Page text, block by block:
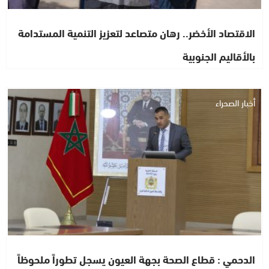
الاقتصاد الأخضر.. رهان متصاعد لتعزيز التنمية المستدامة
بالأقاليم الجنوبية
أخبار الصحراء
الدحمي : قطاع الصحة بجهة العيون يسجل تطوراً ملحوظاً